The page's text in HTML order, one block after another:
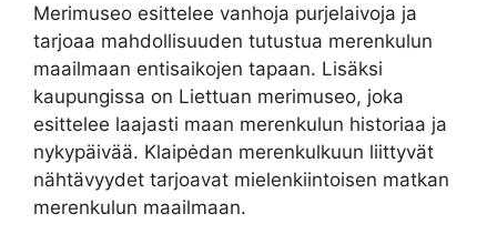
Merimuseo esittelee vanhoja purjelaivoja ja
tarjoaa mahdollisuuden tutustua merenkulun
maailmaan entisaikojen tapaan. Lisäksi
kaupungissa on Liettuan merimuseo, joka
esittelee laajasti maan merenkulun historiaa ja
nykypäivää. Klaipėdan merenkulkuun liittyvät
nähtävyydet tarjoavat mielenkiintoisen matkan
merenkulun maailmaan.